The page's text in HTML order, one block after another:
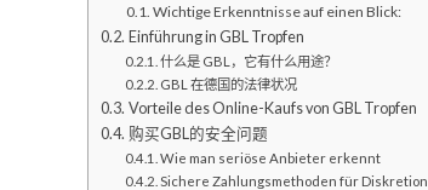
Wichtige Erkenntnisse auf einen Blick:
Einführung in GBL Tropfen
什么是 GBL，它有什么用途？
GBL 在德国的法律状况
Vorteile des Online-Kaufs von GBL Tropfen
购买GBL的安全问题
Wie man seriöse Anbieter erkennt
Sichere Zahlungsmethoden für Diskretion